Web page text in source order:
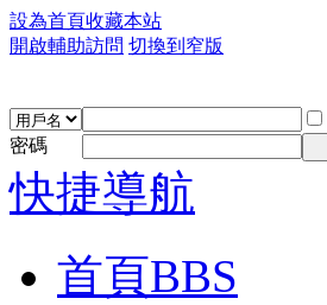
設為首頁收藏本站
開啟輔助訪問 切換到窄版
密碼
快捷導航
首頁BBS